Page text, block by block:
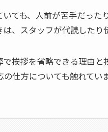
ても、人前が苦手だっ
、スタッフが代読したり
挨拶を省略できる理由と
仕方についても触れていま